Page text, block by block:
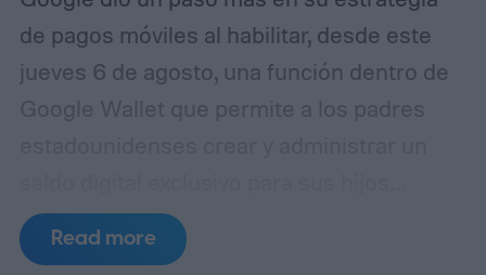
de pagos móviles al habilitar, desde este
jueves 6 de agosto, una función dentro de
Google Wallet que permite a los padres
menores de 18 años. La novedad llega justo
antes del regreso a clases, un período en el
Read more